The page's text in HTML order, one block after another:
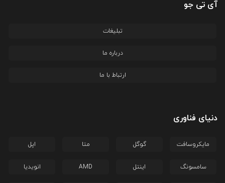
آی تی جو
تبلیغات
درباره ما
ارتباط با ما
دنیای فناوری
مایکروسافت گوگل متا اپل
سامسونگ اینتل AMD انویدیا